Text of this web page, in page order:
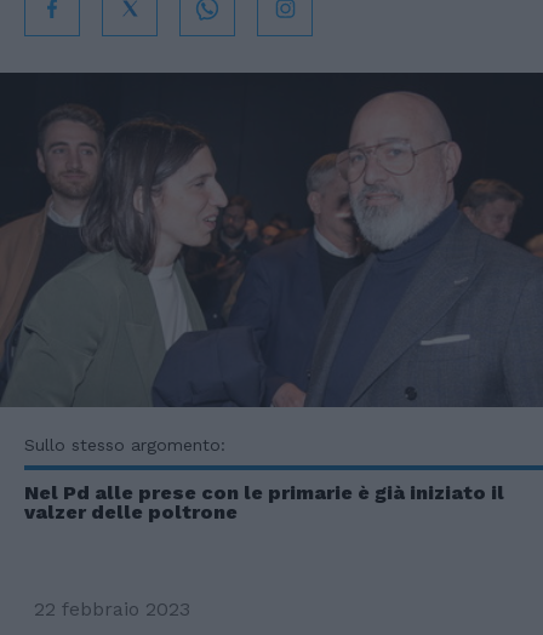
Sullo stesso argomento:
Nel Pd alle prese con le primarie è già iniziato il
valzer delle poltrone
22 febbraio 2023